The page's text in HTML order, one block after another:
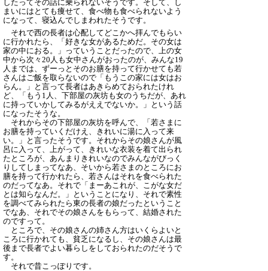
したってその話に乗られないそうです。そして、し
まいにはとても痩せて、食べ物も食べられないよう
になって、寝込んでしまわれたそうです。
それで西の長者は心配してどこかへ拝んでもらい
に行かれたら、「好きな女があるためだ。その女は
家の中におる。」っていうことだったので、上の女
中から次々20人も女中さんがおったのが、みんな19
人までは、ずーっとそのお膳を持って行かせても若
さんはご飯を取らないので「もうこの家には女はお
らん。」と言って長者はあきらめておられたけれ
ど、「もう1人、下部屋の灰坊も女のうちだが、あれ
に持っていかしてみるがええでないか。」という話
になったそうな。
それからその下部屋の灰坊を呼んで、「若さまに
お膳を持っていくだけえ、きれいに湯に入って来
い。」と言ったそうです。それからその娘さんが風
呂に入って、上がって、きれいな衣装を着て出られ
たところが、あんまりきれいなのでみんながびっく
りしてしまってなあ、そいから若さまのところにお
膳を持って行かれたら、若さんはそれを食べられた
のだってなあ。それで「まーあこれが、こがな女だ
とは知らなんだ。」ということになり、それで素性
を調べてみられたら東の長者の娘だったということ
でなあ、それでその娘さんをもらって、結婚された
のですって。
ところで、その娘さんの姉さん方はいくらよいと
ころに行かれても、貧乏になるし、その娘さんは最
後まで長者でよい暮らしをしておられたのだそうで
す。
それで昔こっぽりです。